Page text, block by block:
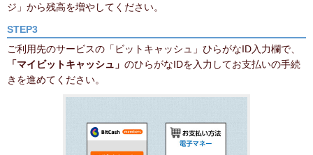
ジ」から残高を増やしてください。
STEP3
ご利用先のサービスの「ビットキャッシュ」ひらがなID入力欄で、
「マイビットキャッシュ」 のひらがなIDを入力してお支払いの手続
きを進めてください。